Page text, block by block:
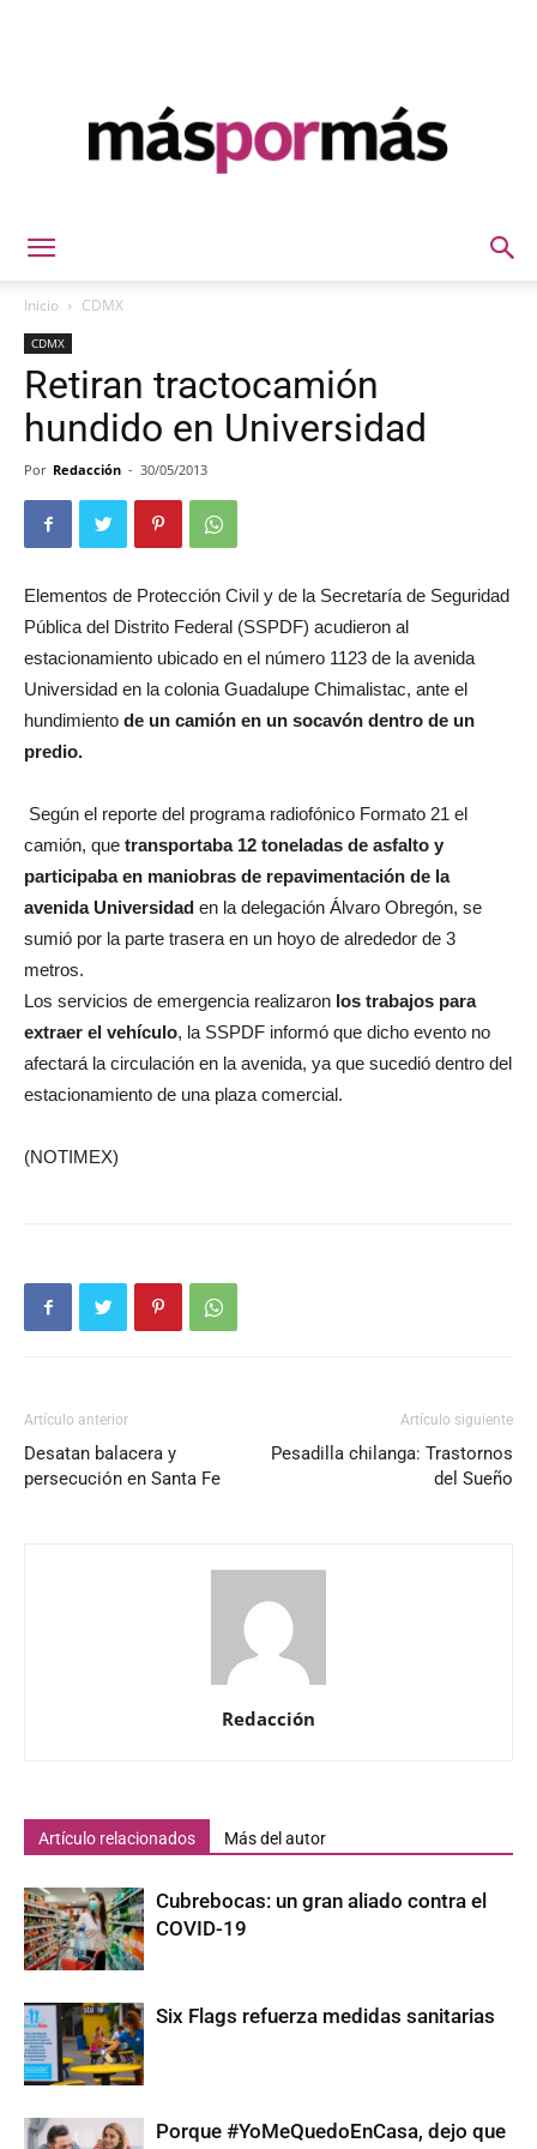
Inicio CDMX
CDMX
Retiran tractocamión
hundido en Universidad
Por Redacción - 30/05/2013
Elementos de Protección Civil y de la Secretaría de Seguridad
Pública del Distrito Federal (SSPDF) acudieron al
estacionamiento ubicado en el número 1123 de la avenida
Universidad en la colonia Guadalupe Chimalistac, ante el
hundimiento de un camión en un socavón dentro de un
predio.
Según el reporte del programa radiofónico Formato 21 el
camión, que transportaba 12 toneladas de asfalto y
participaba en maniobras de repavimentación de la
avenida Universidad en la delegación Álvaro Obregón, se
sumió por la parte trasera en un hoyo de alrededor de 3
metros.
Los servicios de emergencia realizaron los trabajos para
extraer el vehículo, la SSPDF informó que dicho evento no
afectará la circulación en la avenida, ya que sucedió dentro del
estacionamiento de una plaza comercial.
(NOTIMEX)
Artículo anterior
Desatan balacera y
persecución en Santa Fe
Artículo siguiente
Pesadilla chilanga: Trastornos
del Sueño
Redacción
Artículo relacionados Más del autor
Cubrebocas: un gran aliado contra el
COVID-19
Six Flags refuerza medidas sanitarias
Porque #YoMeQuedoEnCasa, dejo que